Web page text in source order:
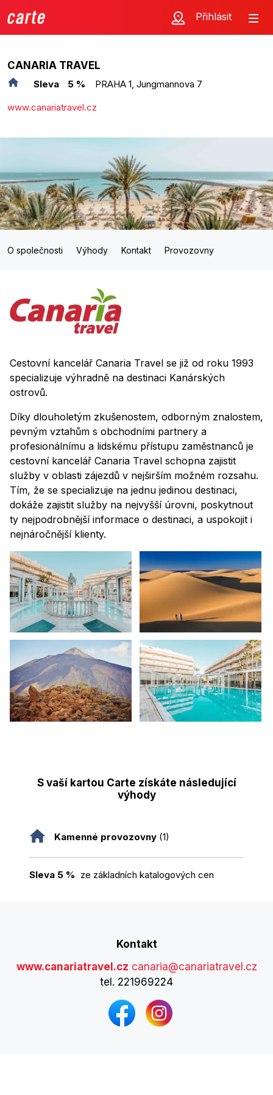
Přihlásit
CANARIA TRAVEL
Sleva 5 %
PRAHA 1, Jungmannova 7
www.canariatravel.cz
O společnosti Výhody Kontakt Provozovny
Cestovní kancelář Canaria Travel se již od roku 1993
specializuje výhradně na destinaci Kanárských
ostrovů.
Díky dlouholetým zkušenostem, odborným znalostem,
pevným vztahům s obchodními partnery a
profesionálnímu a lidskému přístupu zaměstnanců je
cestovní kancelář Canaria Travel schopna zajistit
služby v oblasti zájezdů v nejširším možném rozsahu.
Tím, že se specializuje na jednu jedinou destinaci,
dokáže zajistit služby na nejvyšší úrovni, poskytnout
ty nejpodrobnější informace o destinaci, a uspokojit i
nejnáročnější klienty.
S vaší kartou Carte získáte následující
výhody
Kamenné provozovny (1)
Sleva 5 % ze základních katalogových cen
Kontakt
www.canariatravel.cz canaria@canariatravel.cz
tel. 221969224